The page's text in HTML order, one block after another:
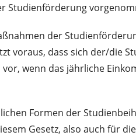
Studienförderung
der
voraus, dass sich der/die
wenn das jährliche
Formen der
Gesetz, also auch für